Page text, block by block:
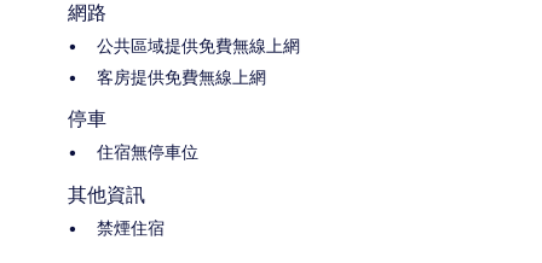
網路
公共區域提供免費無線上網
客房提供免費無線上網
停車
住宿無停車位
其他資訊
禁煙住宿